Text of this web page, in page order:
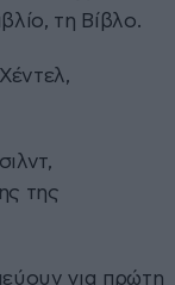
τη Βίβλο.
της
για πρώτη